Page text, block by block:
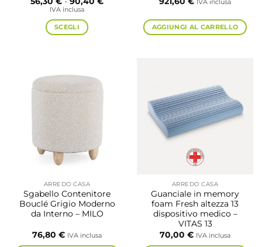
IVA inclusa
SCEGLI
più
varianti.
Le
opzioni
possono
essere
scelte
nella
del
prodotto
IVA inclusa
AGGIUNGI AL CARRELLO
ARREDO CASA
Sgabello Contenitore
Bouclé Grigio Moderno
da Interno – MILO
76,80 € IVA inclusa
ARREDO CASA
Guanciale in memory
foam Fresh altezza 13
dispositivo medico –
VITAS 13
70,00 € IVA inclusa